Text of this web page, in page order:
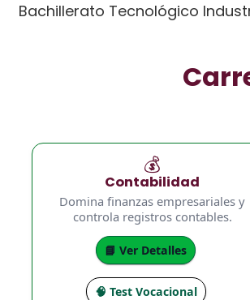
Bachillerato Tecnológico
💰
Contabilidad
Domina finanzas empresariales y
controla registros contables.
📘 Ver Detalles
🧠 Test Vocacional